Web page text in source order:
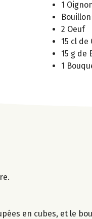
1
Bouillon
2 Oeuf
15 cl de
15 g de
1
en cubes, et le